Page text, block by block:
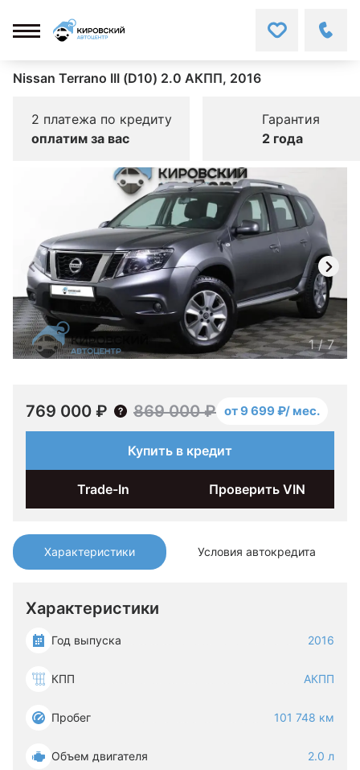
Nissan Terrano III (D10) 2.0 АКПП, 2016
2 платежа по кредиту
оплатим за вас
Гарантия
2 года
Характеристики Условия автокредита
Характеристики
Год выпуска 2016
КПП АКПП
Пробег 101 748 км
Объем двигателя 2.0 л
1/7
769 000 ₽ 869 000 ₽ от 9 699 ₽/ мес.
Купить в кредит
Trade-In Проверить VIN